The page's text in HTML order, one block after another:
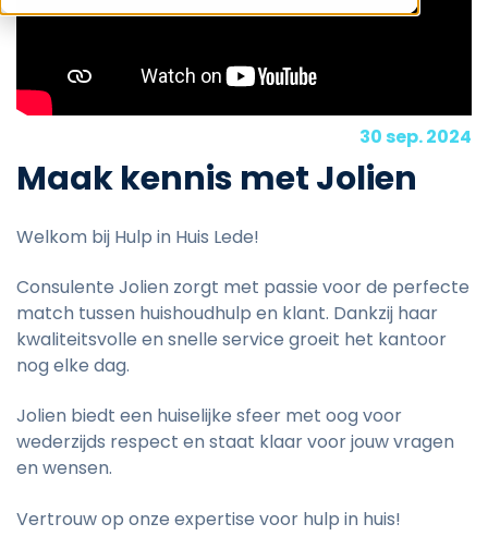
30 sep. 2024
Maak kennis met Jolien
Welkom bij Hulp in Huis Lede!
Consulente Jolien zorgt met passie voor de perfecte
match tussen huishoudhulp en klant. Dankzij haar
kwaliteitsvolle en snelle service groeit het kantoor
nog elke dag.
Jolien biedt een huiselijke sfeer met oog voor
wederzijds respect en staat klaar voor jouw vragen
en wensen.
Vertrouw op onze expertise voor hulp in huis!